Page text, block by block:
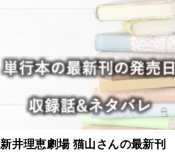
新井理恵劇場 猫山さんの最新刊